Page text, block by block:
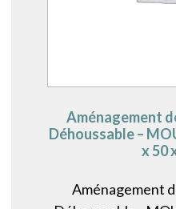
Aménagement
Déhoussable –
x 50
Aménagement